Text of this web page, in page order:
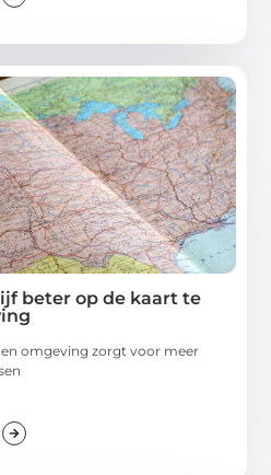
beter op de kaart te
omgeving zorgt voor meer